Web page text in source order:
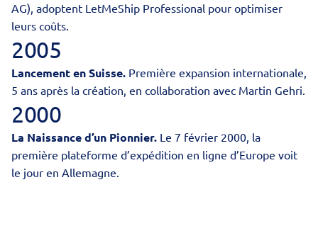
AG), adoptent LetMeShip Professional pour optimiser
leurs coûts.
2005
Lancement enSuisse. Première expansion internationale,
5 ans après la création, en collaboration avec Martin Gehri.
2000
La Naissance d’un Pionnier. Le 7 février 2000, la
première plateforme d’expédition en ligne d’Europe voit
le jour en Allemagne.